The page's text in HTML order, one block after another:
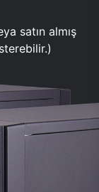
satın almış